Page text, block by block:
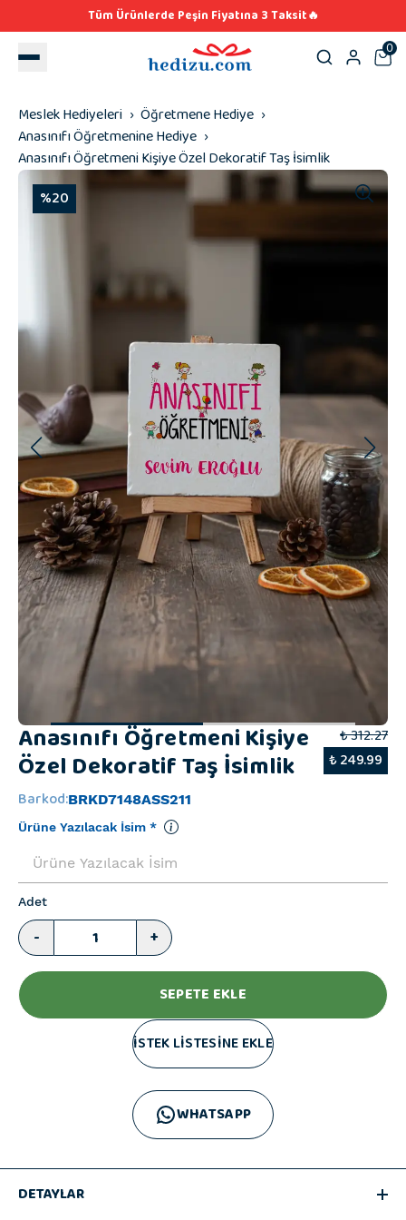
Tüm Ürünlerde Peşin Fiyatına 3 Taksit🔥
0
Meslek Hediyeleri
Öğretmene Hediye
Anasınıfı Öğretmenine Hediye
Anasınıfı Öğretmeni Kişiye Özel Dekoratif Taş İsimlik
%20
Anasınıfı Öğretmeni Kişiye
Özel Dekoratif Taş İsimlik
₺ 312.27
₺ 249.99
Barkod:BRKD7148ASS211
Ürüne Yazılacak İsim *
Adet
- +
SEPETE EKLE
İSTEK LİSTESİNE EKLE
WHATSAPP
DETAYLAR